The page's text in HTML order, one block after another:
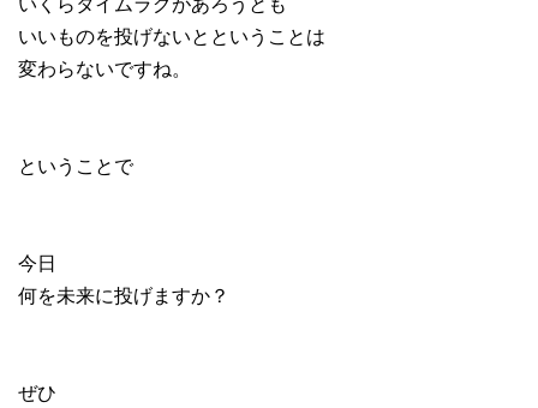
いいものを投げないとということは
変わらないですね。
ということで
今日
何を未来に投げますか？
ぜひ